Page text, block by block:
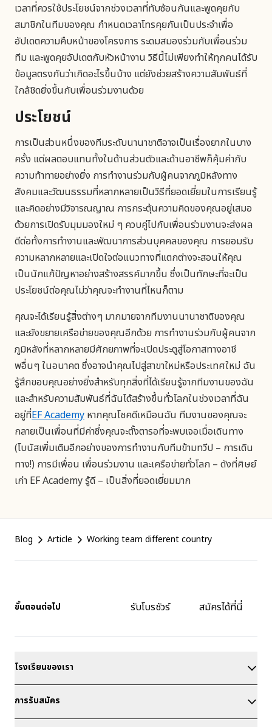
เวลาที่ควรใช้ประโยชน์จากช่วงเวลาที่ทับซ้อนกันและพูดคุยกับ
สมาชิกในทีมของคุณ กำหนดเวลาโทรคุยกันเป็นประจำเพื่อ
อัปเดตความคืบหน้าของโครงการ ระดมสมองร่วมกับเพื่อนร่วม
ทีม และพูดคุยอัปเดตกับหัวหน้างาน วิธีนี้ไม่เพียงทำให้ทุกคนได้รับ
ข้อมูลตรงกันว่าเกิดอะไรขึ้นบ้าง แต่ยังช่วยสร้างความสัมพันธ์ที่
ใกล้ชิดยิ่งขึ้นกับเพื่อนร่วมงานด้วย
ประโยชน์
การเป็นส่วนหนึ่งของทีมระดับนานาชาติอาจเป็นเรื่องยากในบาง
ครั้ง แต่ผลตอบแทนทั้งในด้านส่วนตัวและด้านอาชีพก็คุ้มค่ากับ
ความท้าทายอย่างยิ่ง การทำงานร่วมกับผู้คนจากภูมิหลังทาง
สังคมและวัฒนธรรมที่หลากหลายเป็นวิธีที่ยอดเยี่ยมในการเรียนรู้
และคิดอย่างมีวิจารณญาณ การกระตุ้นความคิดของคุณอยู่เสมอ
ด้วยการเปิดรับมุมมองใหม่ ๆ ควบคู่ไปกับเพื่อนร่วมงานจะส่งผล
ดีต่อทั้งการทำงานและพัฒนาการส่วนบุคคลของคุณ การยอมรับ
ความหลากหลายและเปิดใจต่อแนวทางที่แตกต่างจะสอนให้คุณ
เป็นนักแก้ปัญหาอย่างสร้างสรรค์มากขึ้น ซึ่งเป็นทักษะที่จะเป็น
ประโยชน์ต่อคุณไม่ว่าคุณจะทำงานที่ไหนก็ตาม
คุณจะได้เรียนรู้สิ่งต่างๆ มากมายจากทีมงานนานาชาติของคุณ
และยังขยายเครือข่ายของคุณอีกด้วย การทำงานร่วมกับผู้คนจาก
ภูมิหลังที่หลากหลายมีศักยภาพที่จะเปิดประตูสู่โอกาสทางอาชี
พอื่นๆ ในอนาคต ซึ่งอาจนำคุณไปสู่สาขาใหม่หรือประเทศใหม่ ฉัน
รู้สึกขอบคุณอย่างยิ่งสำหรับทุกสิ่งที่ได้เรียนรู้จากทีมงานของฉัน
และสำหรับความสัมพันธ์ที่ฉันได้สร้างขึ้นทั่วโลกในช่วงเวลาที่ฉัน
อยู่ที่EF Academy หากคุณโชคดีเหมือนฉัน ทีมงานของคุณจะ
กลายเป็นเพื่อนที่มีค่าซึ่งคุณจะตั้งตารอที่จะพบเจอเมื่อเดินทาง
(โบนัสเพิ่มเติมอีกอย่างของการทำงานกับทีมข้ามทวีป – การเดิน
ทาง!) การมีเพื่อน เพื่อนร่วมงาน และเครือข่ายทั่วโลก – ดังที่ศิษย์
เก่า EF Academy รู้ดี – เป็นสิ่งที่ยอดเยี่ยมมาก
Blog Article Working team different country
ขั้นตอนต่อไป รับโบรชัวร์ สมัครได้ที่นี่
โรงเรียนของเรา
การรับสมัคร